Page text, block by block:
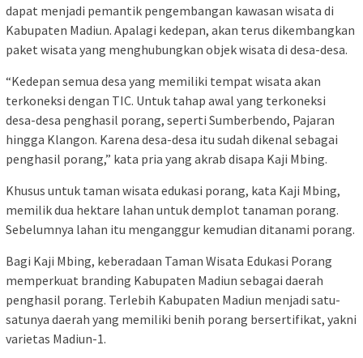
dapat menjadi pemantik pengembangan kawasan wisata di
Kabupaten Madiun. Apalagi kedepan, akan terus dikembangkan
paket wisata yang menghubungkan objek wisata di desa-desa.
“Kedepan semua desa yang memiliki tempat wisata akan
terkoneksi dengan TIC. Untuk tahap awal yang terkoneksi
desa-desa penghasil porang, seperti Sumberbendo, Pajaran
hingga Klangon. Karena desa-desa itu sudah dikenal sebagai
penghasil porang,” kata pria yang akrab disapa Kaji Mbing.
Khusus untuk taman wisata edukasi porang, kata Kaji Mbing,
memilik dua hektare lahan untuk demplot tanaman porang.
Sebelumnya lahan itu menganggur kemudian ditanami porang.
Bagi Kaji Mbing, keberadaan Taman Wisata Edukasi Porang
memperkuat branding Kabupaten Madiun sebagai daerah
penghasil porang. Terlebih Kabupaten Madiun menjadi satu-
satunya daerah yang memiliki benih porang bersertifikat, yakni
varietas Madiun-1.